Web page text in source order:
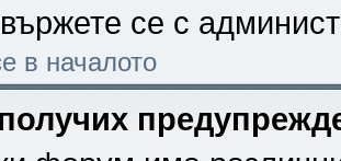
се с
в началото